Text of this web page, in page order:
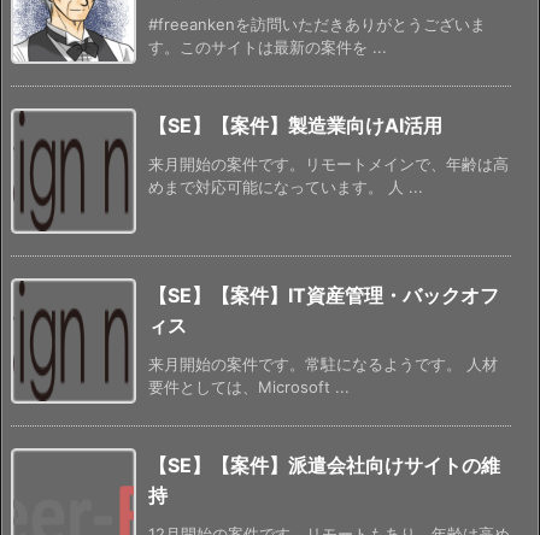
#freeankenを訪問いただきありがとうございま
す。このサイトは最新の案件を ...
【SE】【案件】製造業向けAI活用
来月開始の案件です。リモートメインで、年齢は高
めまで対応可能になっています。 人 ...
【SE】【案件】IT資産管理・バックオフ
ィス
来月開始の案件です。常駐になるようです。 人材
要件としては、Microsoft ...
【SE】【案件】派遣会社向けサイトの維
持